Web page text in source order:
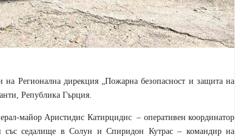
Регионална дирекция „Пожарна безопасност и защита на
Република Гърция.
майор Аристидис Катирцидис – оперативен координатор
седалище в Солун и Спиридон Кутрас – командир на